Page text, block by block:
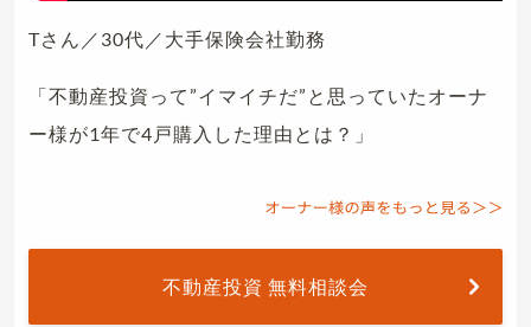
Tさん／30代／大手保険会社勤務
「不動産投資って”イマイチだ”と思っていたオーナ
ー様が1年で4戸購入した理由とは？」
不動産投資 無料相談会